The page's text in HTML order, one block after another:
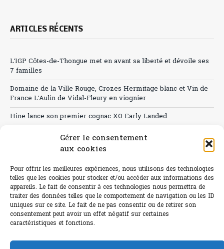
Gérer le consentement
aux cookies
Pour offrir les meilleures expériences, nous utilisons des technologies
telles que les cookies pour stocker et/ou accéder aux informations des
appareils. Le fait de consentir à ces technologies nous permettra de
traiter des données telles que le comportement de navigation ou les ID
uniques sur ce site. Le fait de ne pas consentir ou de retirer son
consentement peut avoir un effet négatif sur certaines
caractéristiques et fonctions.
ARTICLES RÉCENTS
L’IGP Côtes-de-Thongue met en avant sa liberté et dévoile ses
7 familles
Domaine de la Ville Rouge, Crozes Hermitage blanc et Vin de
France L’Aulin de Vidal-Fleury en viognier
Hine lance son premier cognac XO Early Landed
Canicule : A quand le CHR à « l’heure espagnole » ?
Sélection de rosés 2026
L'abus d'alcool est dangereux pour la santé.